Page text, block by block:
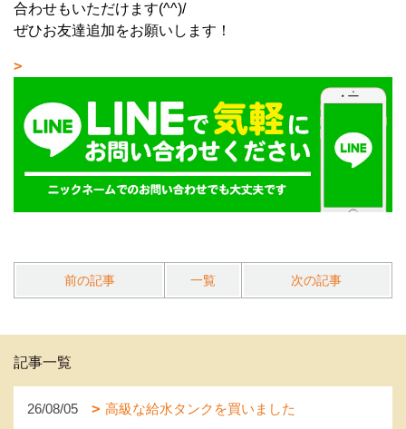
合わせもいただけます(^^)/
ぜひお友達追加をお願いします！
前の記事 一覧 次の記事
記事一覧
26/08/05 高級な給水タンクを買いました